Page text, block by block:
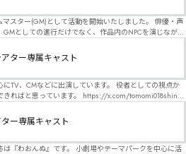
ー(GM)として活動を開始いたしました。 俳優・声
としての進行だけでなく、作品内のNPCを演じなが
ような演出・サービスを得意としています。 自分自
が作品に込めた想いや意図を大切にしながら、その作
してくださる皆様がどんなエン
るのかを想像しながら、公演を進めていく時間が本当
ですが、ファンタジー、デスゲーム、青春ものなど、
舗》 ★ Lanbelysma -ラン
ター専属キャスト
どに出演しています。 役者としての視点か
す。 https://x.com/tomomi018shin?
型演劇 イマーシブカフェ「コアクト」(不定期開催)出
ー専属キャスト
『わおんぬ』です。 小劇場やテーマパークを中心に活